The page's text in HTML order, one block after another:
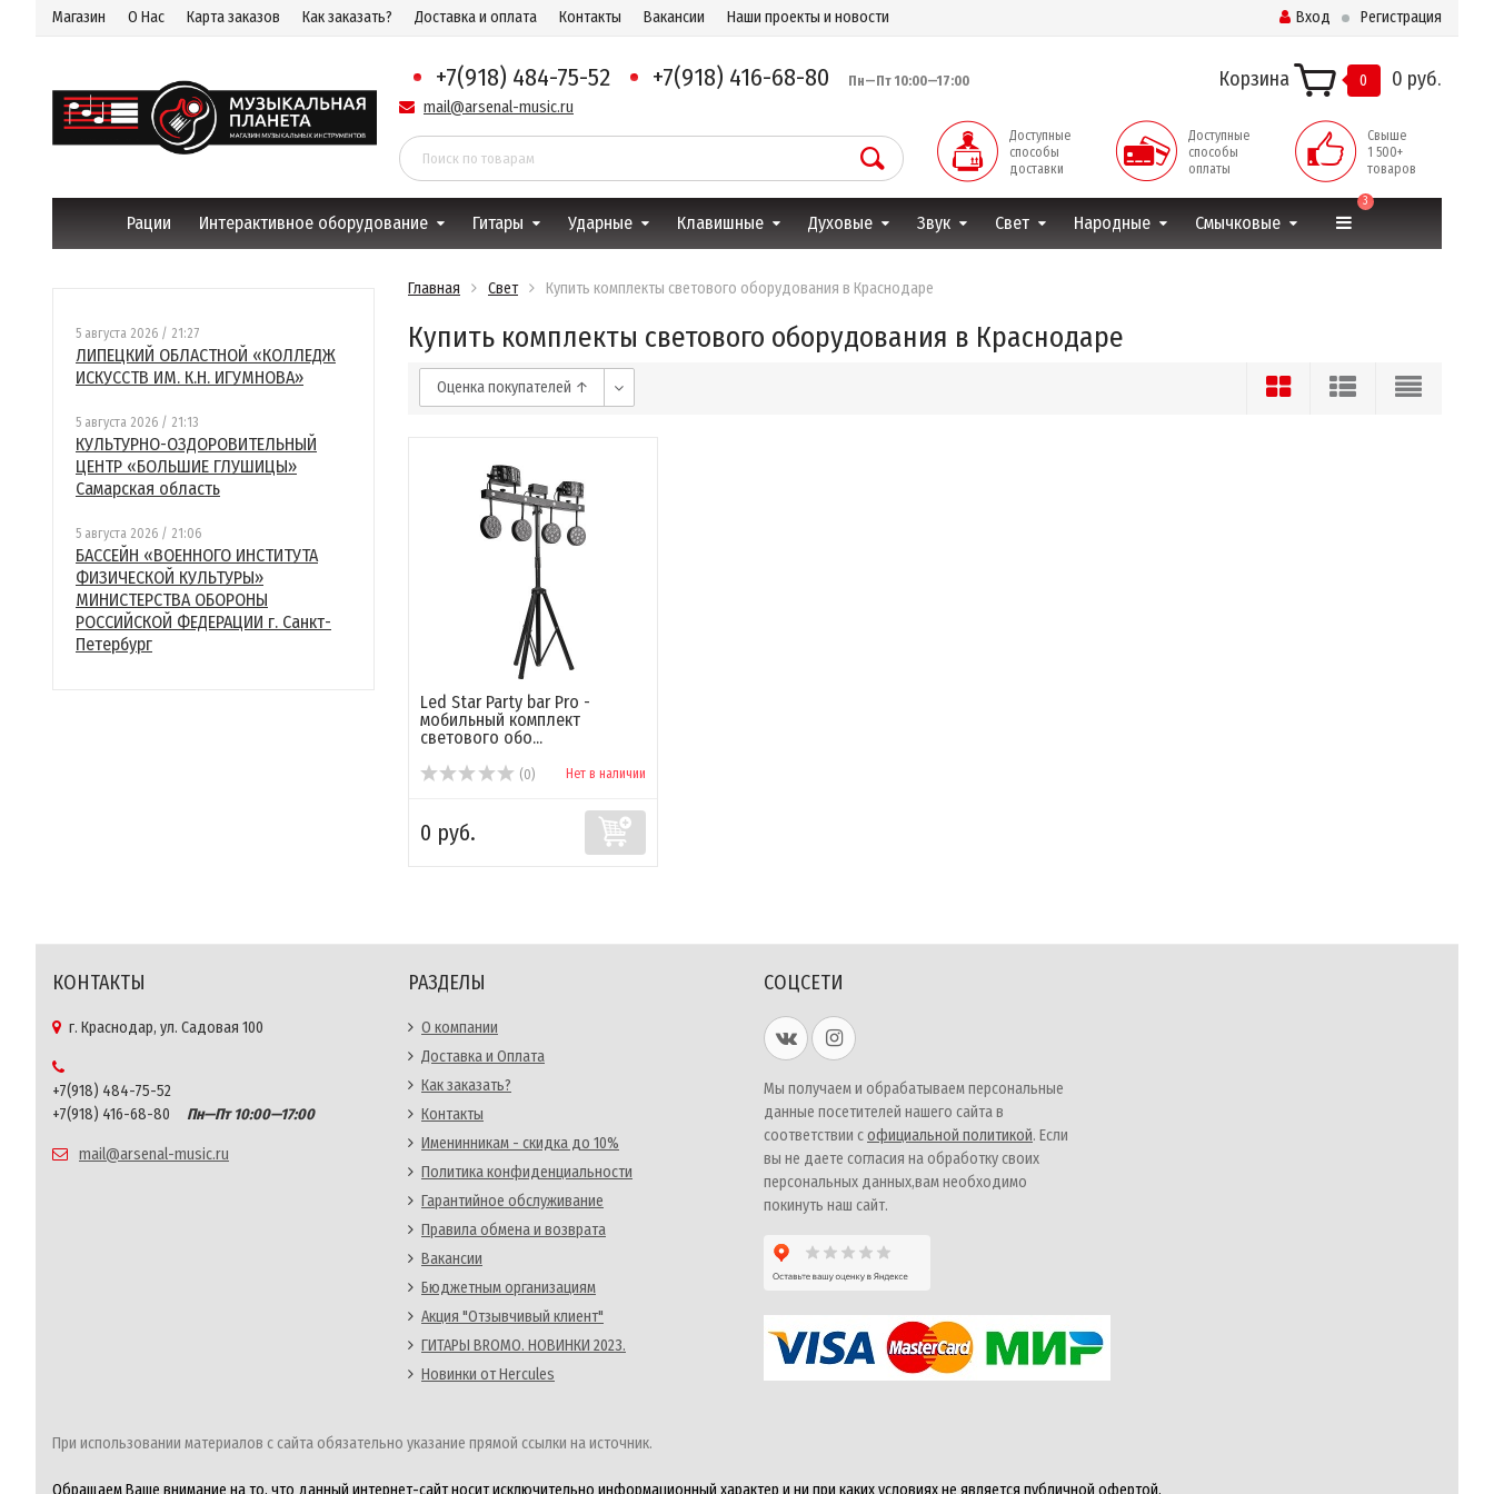
Магазин О Нас Карта заказов Как заказать? Доставка и оплата Контакты Вакансии Наши проекты и новости Вход Регистрация
+7(918) 484-75-52 +7(918) 416-68-80 Пн—Пт 10:00—17:00
mail@arsenal-music.ru
Корзина 0 0 руб.
Доступные
способы
доставки
Доступные
способы
оплаты
Свыше
1 500+
товаров
Рации Интерактивное оборудование Гитары Ударные Клавишные Духовые Звук Свет Народные Смычковые
3
5 августа 2026 / 21:27
ЛИПЕЦКИЙ ОБЛАСТНОЙ «КОЛЛЕДЖ
ИСКУССТВ ИМ. К.Н. ИГУМНОВА»
5 августа 2026 / 21:13
КУЛЬТУРНО-ОЗДОРОВИТЕЛЬНЫЙ
ЦЕНТР «БОЛЬШИЕ ГЛУШИЦЫ»
Самарская область
5 августа 2026 / 21:06
БАССЕЙН «ВОЕННОГО ИНСТИТУТА
ФИЗИЧЕСКОЙ КУЛЬТУРЫ»
МИНИСТЕРСТВА ОБОРОНЫ
РОССИЙСКОЙ ФЕДЕРАЦИИ г. Санкт-
Петербург
Главная Свет Купить комплекты светового оборудования в Краснодаре
Купить комплекты светового оборудования в Краснодаре
Оценка покупателей ↑
Led Star Party bar Pro -
мобильный комплект
светового обо...
(0) Нет в наличии
0 руб.
КОНТАКТЫ
г. Краснодар, ул. Садовая 100
+7(918) 484-75-52
+7(918) 416-68-80
Пн—Пт 10:00—17:00
mail@arsenal-music.ru
РАЗДЕЛЫ
О компании
Доставка и Оплата
Как заказать?
Контакты
Именинникам - скидка до 10%
Политика конфиденциальности
Гарантийное обслуживание
Правила обмена и возврата
Вакансии
Бюджетным организациям
Акция "Отзывчивый клиент"
ГИТАРЫ BROMO. НОВИНКИ 2023.
Новинки от Hercules
СОЦСЕТИ
Мы получаем и обрабатываем персональные
данные посетителей нашего сайта в
соответствии софициальной политикой. Если
вы не даете согласия на обработку своих
персональных данных,вам необходимо
покинуть наш сайт.
При использовании материалов с сайта обязательно указание прямой ссылки на источник.
Обращаем Ваше внимание на то, что данный интернет-сайт носит исключительно информационный характер и ни при каких условиях не является публичной офертой,